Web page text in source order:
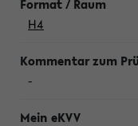
H4
-